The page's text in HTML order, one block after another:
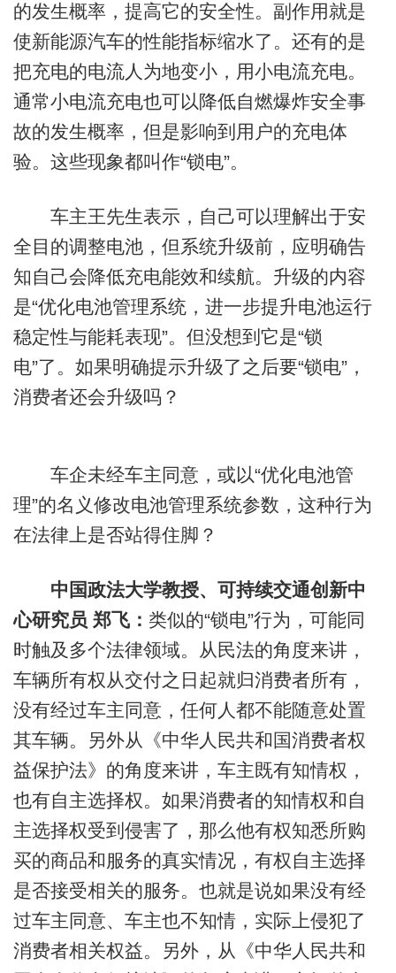
的发生概率，提高它的安全性。副作用就是
使新能源汽车的性能指标缩水了。还有的是
把充电的电流人为地变小，用小电流充电。
通常小电流充电也可以降低自燃爆炸安全事
故的发生概率，但是影响到用户的充电体
验。这些现象都叫作“锁电”。
车主王先生表示，自己可以理解出于安
全目的调整电池，但系统升级前，应明确告
知自己会降低充电能效和续航。升级的内容
是“优化电池管理系统，进一步提升电池运行
稳定性与能耗表现”。但没想到它是“锁
电”了。如果明确提示升级了之后要“锁电”，
消费者还会升级吗？
车企未经车主同意，或以“优化电池管
理”的名义修改电池管理系统参数，这种行为
在法律上是否站得住脚？
中国政法大学教授、可持续交通创新中
心研究员 郑飞： 类似的“锁电”行为，可能同
时触及多个法律领域。从民法的角度来讲，
车辆所有权从交付之日起就归消费者所有，
没有经过车主同意，任何人都不能随意处置
其车辆。另外从《中华人民共和国消费者权
益保护法》的角度来讲，车主既有知情权，
也有自主选择权。如果消费者的知情权和自
主选择权受到侵害了，那么他有权知悉所购
买的商品和服务的真实情况，有权自主选择
是否接受相关的服务。也就是说如果没有经
过车主同意、车主也不知情，实际上侵犯了
消费者相关权益。另外，从《中华人民共和